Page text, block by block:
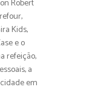
Robert
Kids,
e o
refeição,
a
em